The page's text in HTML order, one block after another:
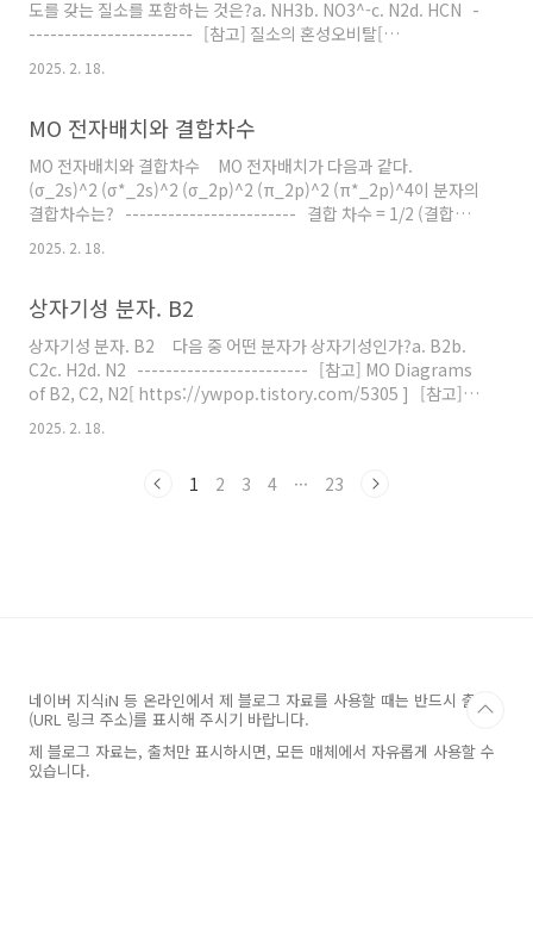
도를 갖는 질소를 포함하는 것은?a. NH3b. NO3^-c. N2d. HCN -
----------------------- [참고] 질소의 혼성오비탈[
https://ywpop.tistory.com/9952 ] sp2 혼성오비탈 질소-
--> 1개의 이중결합이 존재하는 질소 a. NH3> 단일결합만 존재
오비탈( 참고 https://ywpop.tistory.com/3766 ) c. N2> 삼
중결합만 존재> sp 혼성오비탈 d. HCN> 질소에겐 삼중결합만
존재> sp 혼성오비탈 ..
2025. 2. 18.
MO 전자배치와 결합차수
MO 전자배치와 결합차수 MO 전자배치가 다음과 같다.
(σ_2s)^2 (σ*_2s)^2 (σ_2p)^2 (π_2p)^2 (π*_2p)^4이 분자의
결합차수는? ------------------------ 결합 차수 = 1/2 (결합성
MO 전자 수 – 반결합성 MO 전자 수)( 참고
https://ywpop.tistory.com/6879 ) (σ_2s)^2 (σ*_2s)^2-
MO (*없는) 전자 수 = 4> 반결합성 MO (*있는) 전자 수 = 4---> 결
합차수 = 0 답: d. 0 [키워드] 결합차수 기준
2025. 2. 18.
상자기성 분자. B2
상자기성 분자. B2 다음 중 어떤 분자가 상자기성인가?a. B2b.
C2c. H2d. N2 ------------------------ [참고] MO Diagrams
of B2, C2, N2[ https://ywpop.tistory.com/5305 ] [참고]
MO Diagrams of H2[ https://ywpop.tistory.com/7353 ]
상자기성 분자---> 분자 오비탈에 홀전자가 존재하는 분자 답:
2025. 2. 18.
1 2 3 4 ··· 23
네이버 지식iN 등 온라인에서 제 블로그 자료를 사용할 때는 반드시 출처
(URL 링크 주소)를 표시해 주시기 바랍니다.
제 블로그 자료는, 출처만 표시하시면, 모든 매체에서 자유롭게 사용할 수
있습니다.